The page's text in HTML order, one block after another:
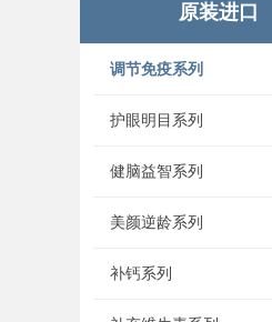
原装进口
调节免疫系列
护眼明目系列
健脑益智系列
美颜逆龄系列
补钙系列